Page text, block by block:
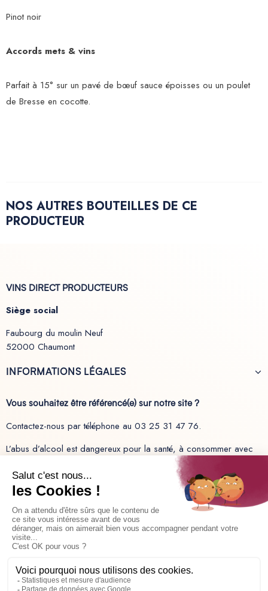
Pinot noir
Accords mets & vins
Parfait à 15° sur un pavé de bœuf sauce époisses ou un poulet
de Bresse en cocotte.
NOS AUTRES BOUTEILLES DE CE
PRODUCTEUR
VINS DIRECT PRODUCTEURS
Siège social
Faubourg du moulin Neuf
52000 Chaumont
INFORMATIONS LÉGALES
Vous souhaitez être référencé(e) sur notre site ?
Contactez-nous par téléphone au 03 25 31 47 76.
L’abus d’alcool est dangereux pour la santé, à consommer avec
Recevez les dernières actualités sur nos produits